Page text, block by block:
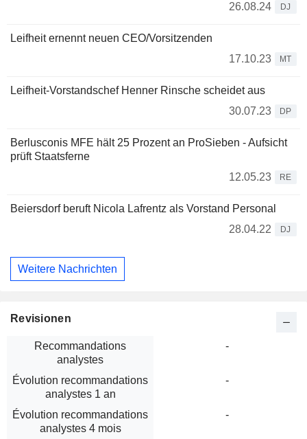
26.08.24
DJ
Leifheit ernennt neuen CEO/Vorsitzenden
17.10.23
MT
Leifheit-Vorstandschef Henner Rinsche scheidet aus
30.07.23
DP
Berlusconis MFE hält 25 Prozent an ProSieben - Aufsicht
prüft Staatsferne
12.05.23
RE
Beiersdorf beruft Nicola Lafrentz als Vorstand Personal
28.04.22
DJ
Weitere Nachrichten
Revisionen
Recommandations
analystes
-
Évolution recommandations
analystes 1 an
-
Évolution recommandations
analystes 4 mois
-